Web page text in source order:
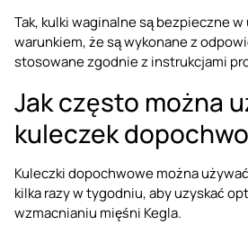
Tak, kulki waginalne są bezpieczne
warunkiem, że są wykonane z
stosowane zgodnie z instrukcjami
Jak często można
kuleczek
Kuleczki dopochwowe można
kilka razy w tygodniu, aby uzyskać
wzmacnianiu mięśni Kegla.